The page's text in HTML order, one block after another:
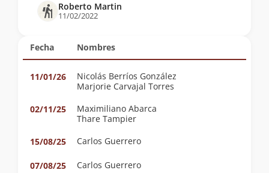
Fecha Nombres
11/01/26
Nicolás Berríos González
Marjorie Carvajal Torres
02/11/25
Maximiliano Abarca
Thare Tampier
15/08/25
Carlos Guerrero
07/08/25 Carlos Guerrero
Roberto Martin
11/02/2022